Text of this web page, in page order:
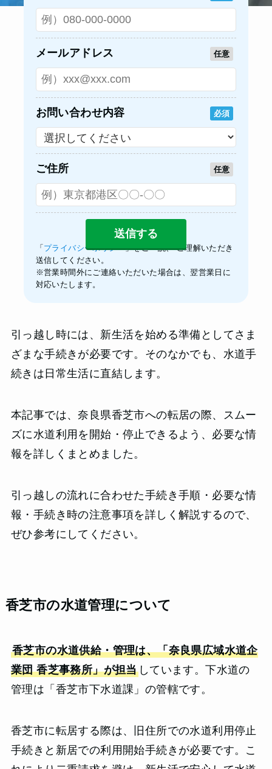
メールアドレス 任意
お問い合わせ内容 必須
ご住所 任意
「 プライバシーポリシー」をご一読、 ご理解いただき
送信してください。
※営業時間外にご連絡いただいた場合は、翌営業日に
対応いたします。
引っ越し時には、新生活を始める準備としてさま
ざまな手続きが必要です。そのなかでも、水道手
続きは日常生活に直結します。
本記事では、奈良県香芝市への転居の際、スムー
ズに水道利用を開始・停止できるよう、必要な情
報を詳しくまとめました。
引っ越しの流れに合わせた手続き手順・必要な情
報・手続き時の注意事項を詳しく解説するので、
ぜひ参考にしてください。
香芝市の水道管理について
香芝市の水道供給・管理は、「奈良県広域水道企
業団 香芝事務所」が担当しています。下水道の
管理は「香芝市下水道課」の管轄です。
香芝市に転居する際は、旧住所での水道利用停止
手続きと新居での利用開始手続きが必要です。こ